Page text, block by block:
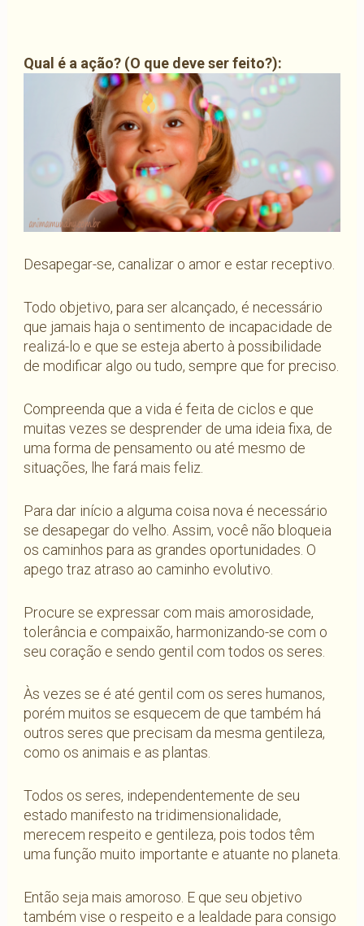
Qual é a ação? (O que deve ser feito?):
Desapegar-se, canalizar o amor e estar receptivo.
Todo objetivo, para ser alcançado, é necessário
que jamais haja o sentimento de incapacidade de
realizá-lo e que se esteja aberto à possibilidade
de modificar algo ou tudo, sempre que for preciso.
Compreenda que a vida é feita de ciclos e que
muitas vezes se desprender de uma ideia fixa, de
uma forma de pensamento ou até mesmo de
situações, lhe fará mais feliz.
Para dar início a alguma coisa nova é necessário
se desapegar do velho. Assim, você não bloqueia
os caminhos para as grandes oportunidades. O
apego traz atraso ao caminho evolutivo.
Procure se expressar com mais amorosidade,
tolerância e compaixão, harmonizando-se com o
seu coração e sendo gentil com todos os seres.
Às vezes se é até gentil com os seres humanos,
porém muitos se esquecem de que também há
outros seres que precisam da mesma gentileza,
como os animais e as plantas.
Todos os seres, independentemente de seu
estado manifesto na tridimensionalidade,
merecem respeito e gentileza, pois todos têm
uma função muito importante e atuante no planeta.
Então seja mais amoroso. E que seu objetivo
também vise o respeito e a lealdade para consigo